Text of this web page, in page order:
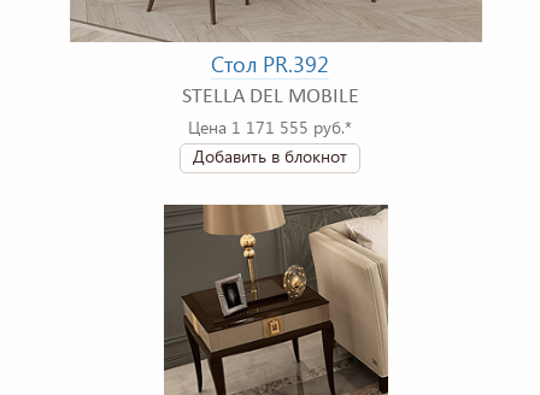
Стол PR.392
STELLA DEL MOBILE
Цена 1 171 555 руб.*
Добавить в блокнот